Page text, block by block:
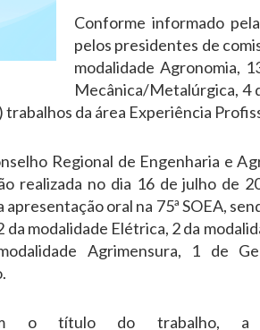
Conforme informado
pelos presidentes de
modalidade Agronomia,
Mecânica/Metalúrgica, 4
da área Experiência
Regional de Engenharia e
realizada no dia 16 de julho de
oral na 75ª SOEA,
da modalidade Elétrica, 2 da
Agrimensura, 1 de
o título do trabalho, a